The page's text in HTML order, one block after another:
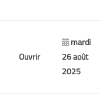
Ouvrir
mardi
26 août
2025